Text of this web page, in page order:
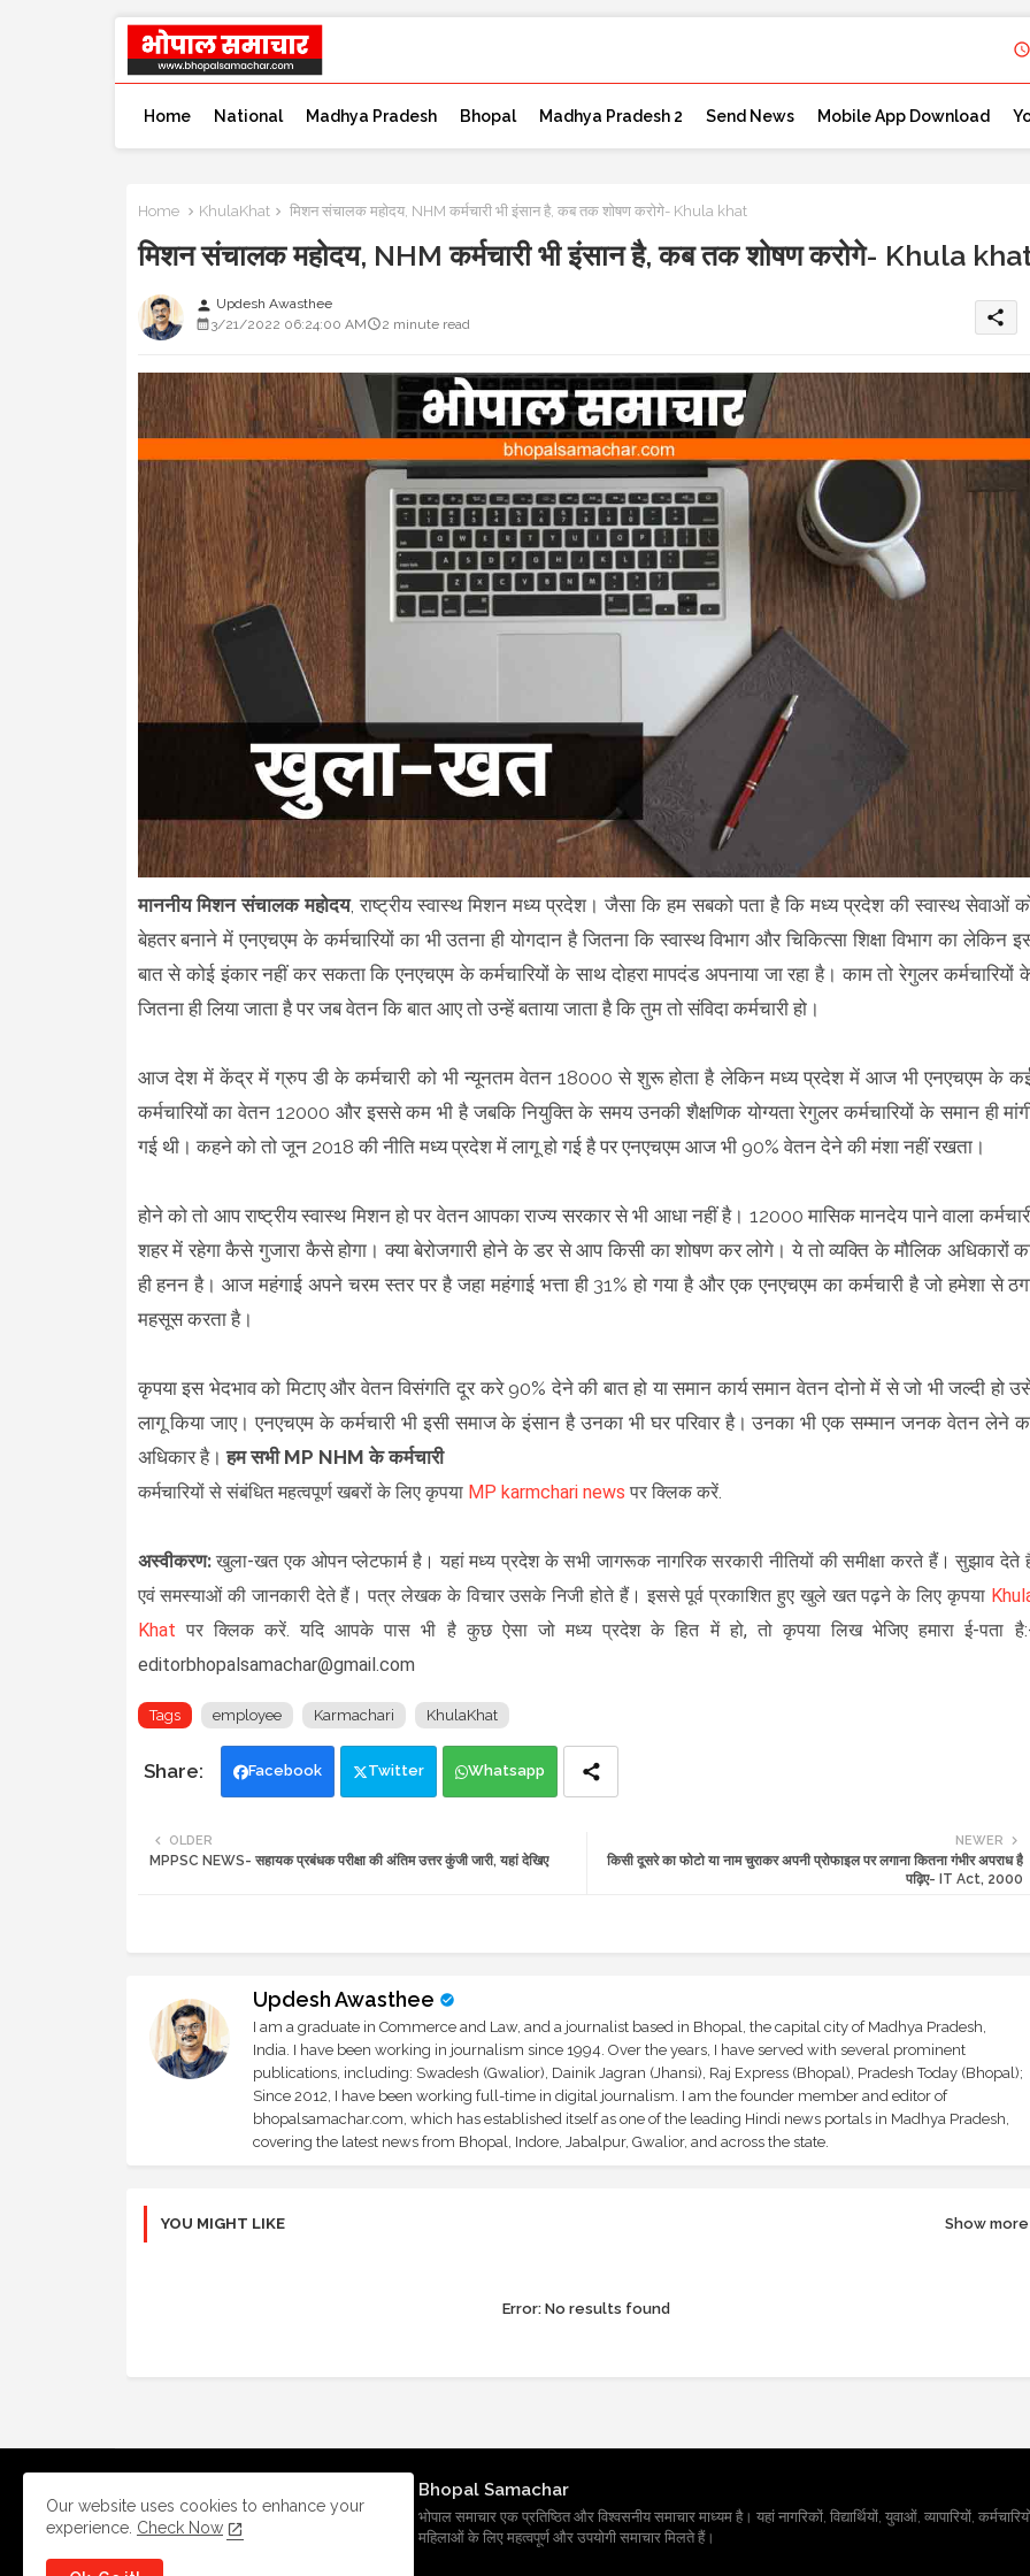
Home National Madhya Pradesh Bhopal Madhya Pradesh 2 Send News Mobile App Download
Home KhulaKhat मिशन संचालक महोदय, NHM कर्मचारी भी इंसान है, कब तक शोषण करोगे- Khula khat
मिशन संचालक महोदय, NHM कर्मचारी भी इंसान है, कब तक शोषण करोगे- Khula
person Updesh Awasthee
3/21/2022 06:24:00 AM
2 minute read share
माननीय मिशन संचालक महोदय, राष्ट्रीय स्वास्थ मिशन मध्य प्रदेश। जैसा कि हम सबको पता है कि मध्य प्रदेश की स्वास्थ सेवाओं
बेहतर बनाने में एनएचएम के कर्मचारियों का भी उतना ही योगदान है जितना कि स्वास्थ विभाग और चिकित्सा शिक्षा विभाग का लेकिन
बात से कोई इंकार नहीं कर सकता कि एनएचएम के कर्मचारियों के साथ दोहरा मापदंड अपनाया जा रहा है। काम तो रेगुलर कर्मचारियों
जितना ही लिया जाता है पर जब वेतन कि बात आए तो उन्हें बताया जाता है कि तुम तो संविदा कर्मचारी हो।
आज देश में केंद्र में ग्रुप डी के कर्मचारी को भी न्यूनतम वेतन 18000 से शुरू होता है लेकिन मध्य प्रदेश में आज भी एनएचएम के
कर्मचारियों का वेतन 12000 और इससे कम भी है जबकि नियुक्ति के समय उनकी शैक्षणिक योग्यता रेगुलर कर्मचारियों के समान ही
गई थी। कहने को तो जून 2018 की नीति मध्य प्रदेश में लागू हो गई है पर एनएचएम आज भी 90% वेतन देने की मंशा नहीं रखता।
होने को तो आप राष्ट्रीय स्वास्थ मिशन हो पर वेतन आपका राज्य सरकार से भी आधा नहीं है। 12000 मासिक मानदेय पाने वाला
शहर में रहेगा कैसे गुजारा कैसे होगा। क्या बेरोजगारी होने के डर से आप किसी का शोषण कर लोगे। ये तो व्यक्ति के मौलिक अधिकारों
ही हनन है। आज महंगाई अपने चरम स्तर पर है जहा महंगाई भत्ता ही 31% हो गया है और एक एनएचएम का कर्मचारी है जो हमेशा से
महसूस करता है।
कृपया इस भेदभाव को मिटाए और वेतन विसंगति दूर करे 90% देने की बात हो या समान कार्य समान वेतन दोनो में से जो भी जल्दी हो
लागू किया जाए। एनएचएम के कर्मचारी भी इसी समाज के इंसान है उनका भी घर परिवार है। उनका भी एक सम्मान जनक वेतन लेने
अधिकार है।हम सभी MP NHM के कर्मचारी
कर्मचारियों से संबंधित महत्वपूर्ण खबरों के लिए कृपया MP karmchari news पर क्लिक करें.
अस्वीकरण:खुला-खत एक ओपन प्लेटफार्म है। यहां मध्य प्रदेश के सभी जागरूक नागरिक सरकारी नीतियों की समीक्षा करते हैं। सुझाव देते
एवं समस्याओं की जानकारी देते हैं। पत्र लेखक के विचार उसके निजी होते हैं। इससे पूर्व प्रकाशित हुए खुले खत पढ़ने के लिए कृपया
Khat पर क्लिक करें. यदि आपके पास भी है कुछ ऐसा जो मध्य प्रदेश के हित में हो, तो कृपया लिख भेजिए हमारा ई-पता
editorbhopalsamachar@gmail.com
Tags employee Karmachari KhulaKhat
Facebook Twitter Whatsapp
NEWER
किसी दूसरे का फोटो या नाम चुराकर अपनी प्रोफाइल पर लगाना कितना गंभीर अपराध है
पढ़िए- IT Act, 2000
OLDER
MPPSC NEWS- सहायक प्रबंधक परीक्षा की अंतिम उत्तर कुंजी जारी, यहां देखिए
Updesh Awasthee
I am a graduate in Commerce and Law, and a journalist based in Bhopal, the capital city of Madhya Pradesh,
India. I have been working in journalism since 1994. Over the years, I have served with several prominent
publications, including: Swadesh (Gwalior), Dainik Jagran (Jhansi), Raj Express (Bhopal), Pradesh Today (Bhopal);
Since 2012, I have been working full-time in digital journalism. I am the founder member and editor of
bhopalsamachar.com, which has established itself as one of the leading Hindi news portals in Madhya Pradesh,
covering the latest news from Bhopal, Indore, Jabalpur, Gwalior, and across the state.
YOU MIGHT LIKE Show more
Error:No results found
Bhopal Samachar
भोपाल समाचार एक प्रतिष्ठित और विश्वसनीय समाचार माध्यम है। यहां नागरिकों, विद्यार्थियों, युवाओं, व्यापारियों,
महिलाओं के लिए महत्वपूर्ण और उपयोगी समाचार मिलते हैं।
Our website uses cookies to enhance your
experience. Check Now